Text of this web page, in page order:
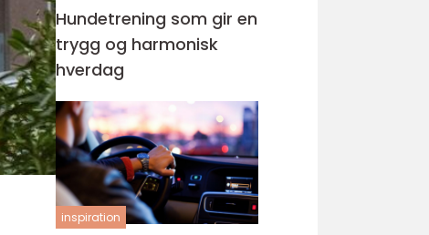
Hundetrening som gir en
trygg og harmonisk
hverdag
inspiration